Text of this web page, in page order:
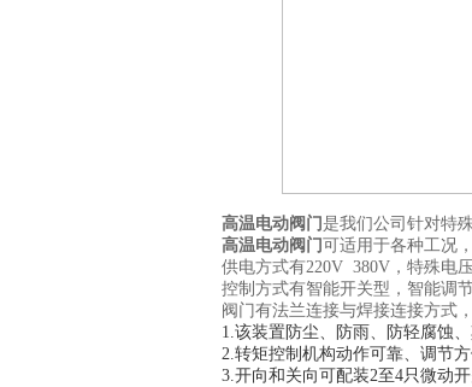
高温电动阀门是我们公司针对特
高温电动阀门可适用于各种工况
供电方式有220V 380V，特殊电
控制方式有智能开关型，智能调
阀门有法兰连接与焊接连接方式
1.该装置防尘、防雨、防轻腐蚀、
2.转矩控制机构动作可靠、调节
3.开向和关向可配装2至4只微动开